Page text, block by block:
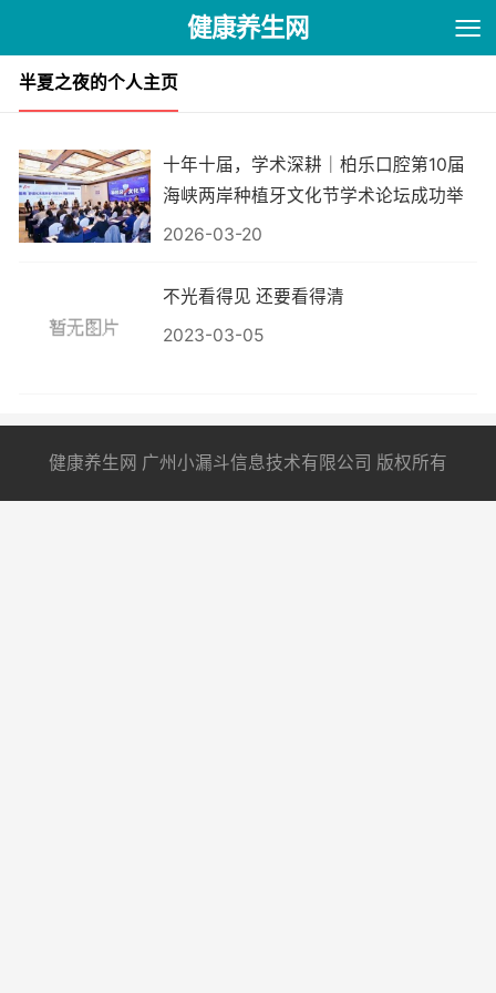
健康养生网
半夏之夜的个人主页
十年十届，学术深耕｜柏乐口腔第10届
海峡两岸种植牙文化节学术论坛成功举
办
2026-03-20
不光看得见 还要看得清
2023-03-05
健康养生网 广州小漏斗信息技术有限公司 版权所有